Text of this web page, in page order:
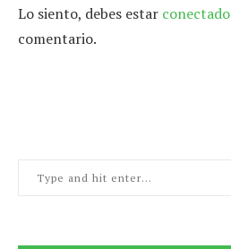
Lo siento, debes estar conectado
comentario.